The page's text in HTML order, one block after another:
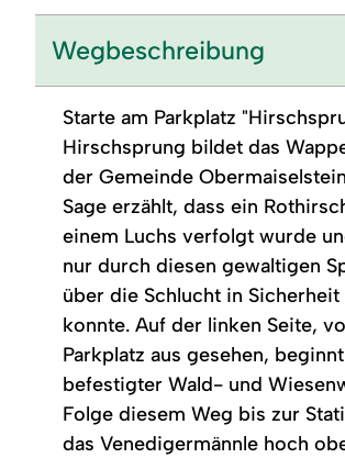
Wegbeschreibung
Starte am Parkplatz
Hirschsprung bildet das
der Gemeinde
Sage erzählt, dass ein
einem Luchs verfolgt wurde
nur durch diesen gewaltigen
über die Schlucht in
konnte. Auf der linken Seite,
Parkplatz aus gesehen,
befestigter Wald- und
Folge diesem Weg bis zur
das Venedigermännle hoch